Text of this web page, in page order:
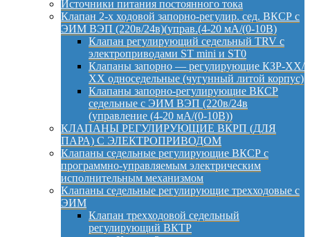
Источники питания постоянного тока
Клапан 2-х ходовой запорно-регулир. сед. ВКСР с
ЭИМ ВЭП (220в/24в)(управ.(4-20 мА/(0-10В)
Клапан регулирующий седельный TRV с
электроприводами ST mini и ST0
Клапаны запорно — регулирующие КЗР-ХХ/
ХХ односедельные (чугунный литой корпус)
Клапаны запорно-регулирующие ВКСР
седельные с ЭИМ ВЭП (220в/24в
(управление (4-20 мА/(0-10В))
КЛАПАНЫ РЕГУЛИРУЮЩИЕ ВКРП (ДЛЯ
ПАРА) С ЭЛЕКТРОПРИВОДОМ
Клапаны седельные регулирующие ВКСР с
программно-управляемым электрическим
исполнительным механизмом
Клапаны седельные регулирующие трехходовые с
ЭИМ
Клапан трехходовой седельный
регулирующий ВКТР